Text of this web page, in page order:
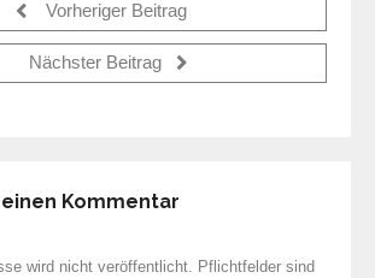
Vorheriger Beitrag
Nächster Beitrag
Kommentar
wird nicht veröffentlicht. Pflichtfelder sind